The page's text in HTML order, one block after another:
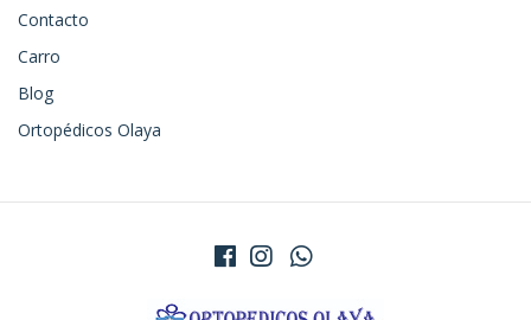
Contacto
Carro
Blog
Ortopédicos Olaya